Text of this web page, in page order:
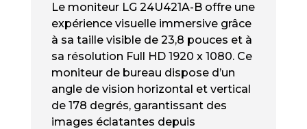
MONITEUR
POUCES
HDR10
Le moniteur LG 24U421A-B offre une
expérience visuelle immersive grâce
à sa taille visible de 23,8 pouces et à
sa résolution Full HD 1920 x 1080. Ce
moniteur de bureau dispose d’un
angle de vision horizontal et vertical
de 178 degrés, garantissant des
images éclatantes depuis